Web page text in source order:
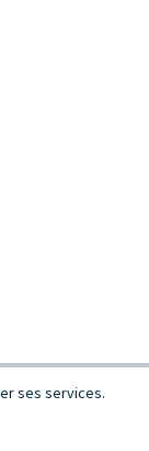
ses services.